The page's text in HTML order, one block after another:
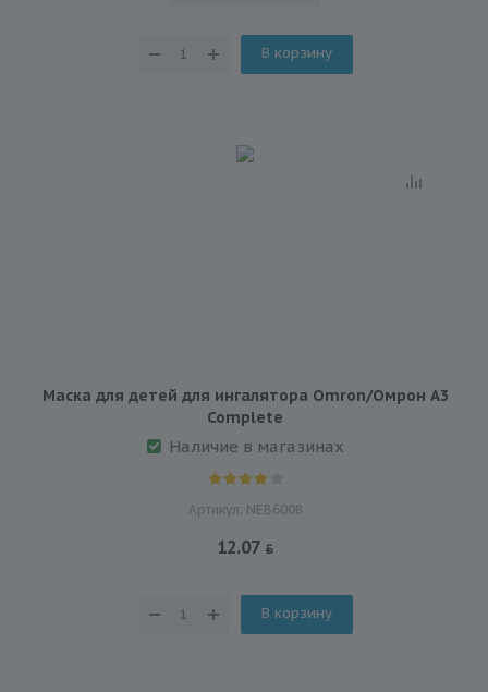
В корзину
Маска для детей для ингалятора Omron/Омрон A3
Complete
Наличие в магазинах
Артикул: NEB6008
12.07
В корзину